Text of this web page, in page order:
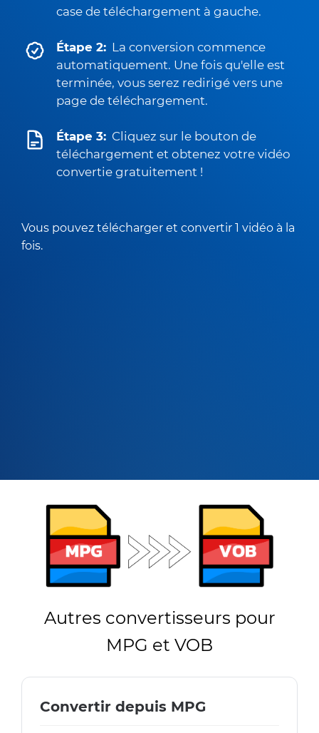
case de téléchargement à gauche.
Étape 2: La conversion commence
automatiquement. Une fois qu'elle est
terminée, vous serez redirigé vers une
page de téléchargement.
Étape 3: Cliquez sur le bouton de
téléchargement et obtenez votre vidéo
convertie gratuitement !
Vous pouvez télécharger et convertir 1 vidéo à la
fois.
Autres convertisseurs pour
MPG et VOB
Convertir depuis MPG